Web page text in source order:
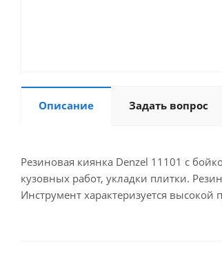
Описание Задать вопрос
Резиновая киянка Denzel 11101 с
кузовных работ, укладки плитки.
Инструмент характеризуется